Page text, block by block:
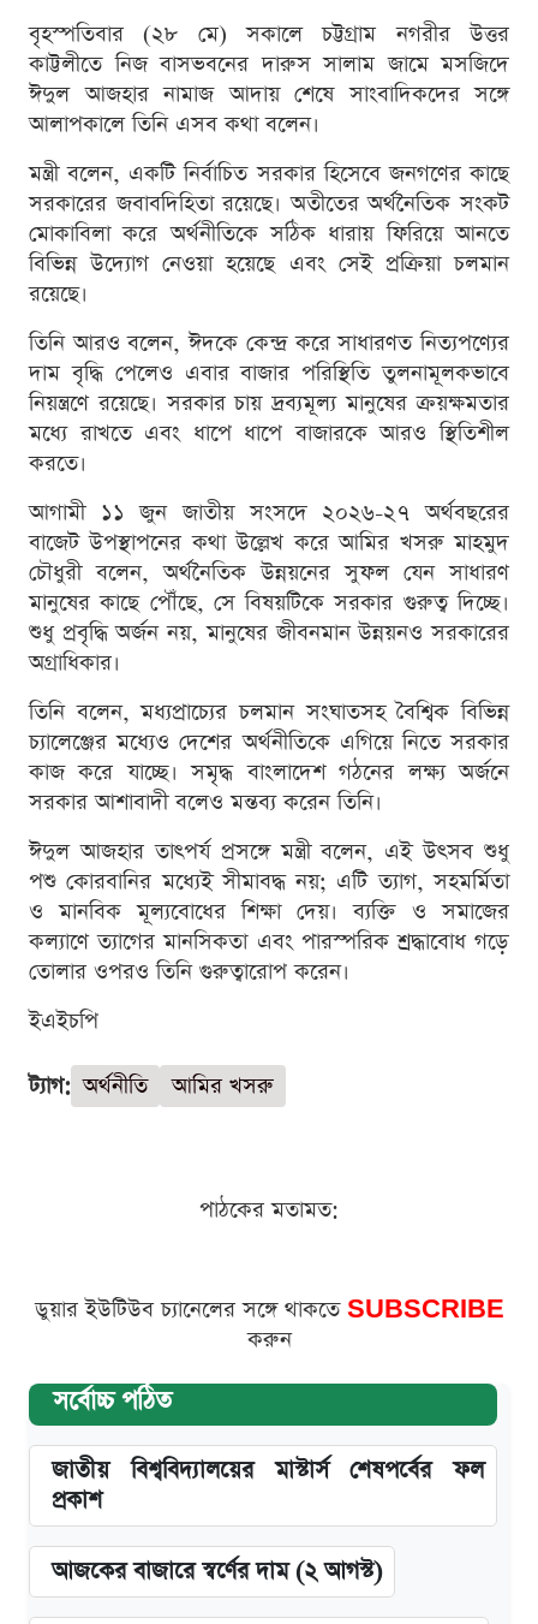
বৃহস্পতিবার (২৮ মে) সকালে চট্টগ্রাম নগরীর উত্তর
কাট্টলীতে নিজ বাসভবনের দারুস সালাম জামে মসজিদে
ঈদুল আজহার নামাজ আদায় শেষে সাংবাদিকদের সঙ্গে
আলাপকালে তিনি এসব কথা বলেন।
মন্ত্রী বলেন, একটি নির্বাচিত সরকার হিসেবে জনগণের কাছে
সরকারের জবাবদিহিতা রয়েছে। অতীতের অর্থনৈতিক সংকট
মোকাবিলা করে অর্থনীতিকে সঠিক ধারায় ফিরিয়ে আনতে
বিভিন্ন উদ্যোগ নেওয়া হয়েছে এবং সেই প্রক্রিয়া চলমান
রয়েছে।
তিনি আরও বলেন, ঈদকে কেন্দ্র করে সাধারণত নিত্যপণ্যের
দাম বৃদ্ধি পেলেও এবার বাজার পরিস্থিতি তুলনামূলকভাবে
নিয়ন্ত্রণে রয়েছে। সরকার চায় দ্রব্যমূল্য মানুষের ক্রয়ক্ষমতার
মধ্যে রাখতে এবং ধাপে ধাপে বাজারকে আরও স্থিতিশীল
করতে।
আগামী ১১ জুন জাতীয় সংসদে ২০২৬-২৭ অর্থবছরের
বাজেট উপস্থাপনের কথা উল্লেখ করে আমির খসরু মাহমুদ
চৌধুরী বলেন, অর্থনৈতিক উন্নয়নের সুফল যেন সাধারণ
মানুষের কাছে পৌঁছে, সে বিষয়টিকে সরকার গুরুত্ব দিচ্ছে।
শুধু প্রবৃদ্ধি অর্জন নয়, মানুষের জীবনমান উন্নয়নও সরকারের
অগ্রাধিকার।
তিনি বলেন, মধ্যপ্রাচ্যের চলমান সংঘাতসহ বৈশ্বিক বিভিন্ন
চ্যালেঞ্জের মধ্যেও দেশের অর্থনীতিকে এগিয়ে নিতে সরকার
কাজ করে যাচ্ছে। সমৃদ্ধ বাংলাদেশ গঠনের লক্ষ্য অর্জনে
সরকার আশাবাদী বলেও মন্তব্য করেন তিনি।
ঈদুল আজহার তাৎপর্য প্রসঙ্গে মন্ত্রী বলেন, এই উৎসব শুধু
পশু কোরবানির মধ্যেই সীমাবদ্ধ নয়; এটি ত্যাগ, সহমর্মিতা
ও মানবিক মূল্যবোধের শিক্ষা দেয়। ব্যক্তি ও সমাজের
কল্যাণে ত্যাগের মানসিকতা এবং পারস্পরিক শ্রদ্ধাবোধ গড়ে
তোলার ওপরও তিনি গুরুত্বারোপ করেন।
ইএইচপি
ট্যাগ: অর্থনীতি আমির খসরু
পাঠকের মতামত:
ডুয়ার ইউটিউব চ্যানেলের সঙ্গে থাকতে SUBSCRIBE
করুন
সর্বোচ্চ পঠিত
জাতীয় বিশ্ববিদ্যালয়ের মাস্টার্স শেষপর্বের ফল
প্রকাশ
আজকের বাজারে স্বর্ণের দাম (২ আগস্ট)